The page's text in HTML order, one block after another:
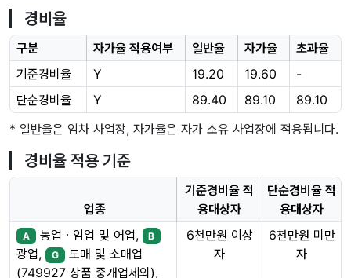
경비율
구분 자가율 적용여부 일반율 자가율
초과율
기준경비율
Y 19.20 19.60
-
단순경비율
Y 89.40 89.10
89.10
* 일반율은 임차 사업장, 자가율은 자가 소유 사업장에 적용됩니다.
경비율 적용 기준
업종
기준경비율 적
용대상자
단순경비율 적
용대상자
A 농업ㆍ임업 및 어업, B
광업, G 도매 및 소매업
(749927 상품 중개업제외),
6천만원 이상
자
6천만원 미만
자